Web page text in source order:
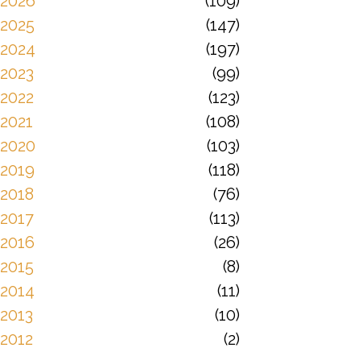
2025
147
2024
197
2023
99
2022
123
2021
108
2020
103
2019
118
2018
76
2017
113
2016
26
2015
8
2014
11
2013
10
2012
2